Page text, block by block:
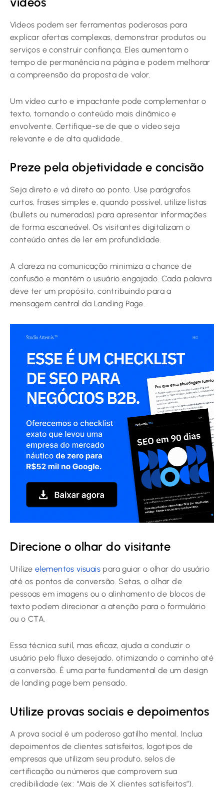
Vídeos podem ser ferramentas poderosas para
explicar ofertas complexas, demonstrar produtos ou
serviços e construir confiança. Eles aumentam o
tempo de permanência na página e podem melhorar
a compreensão da proposta de valor.
Um vídeo curto e impactante pode complementar o
texto, tornando o conteúdo mais dinâmico e
envolvente. Certifique-se de que o vídeo seja
relevante e de alta qualidade.
Preze pela objetividade e concisão
Seja direto e vá direto ao ponto. Use parágrafos
curtos, frases simples e, quando possível, utilize listas
(bullets ou numeradas) para apresentar informações
de forma escaneável. Os visitantes digitalizam o
conteúdo antes de ler em profundidade.
A clareza na comunicação minimiza a chance de
confusão e mantém o usuário engajado. Cada palavra
deve ter um propósito, contribuindo para a
mensagem central da Landing Page.
Direcione o olhar do visitante
Utilizeelementos visuais para guiar o olhar do usuário
até os pontos de conversão. Setas, o olhar de
pessoas em imagens ou o alinhamento de blocos de
texto podem direcionar a atenção para o formulário
ou o CTA.
Essa técnica sutil, mas eficaz, ajuda a conduzir o
usuário pelo fluxo desejado, otimizando o caminho até
a conversão. É uma parte fundamental de um design
de landing page bem pensado.
Utilize provas sociais e depoimentos
A prova social é um poderoso gatilho mental. Inclua
depoimentos de clientes satisfeitos, logotipos de
empresas que utilizam seu produto, selos de
certificação ou números que comprovem sua
credibilidade (ex: “Mais de X clientes satisfeitos”).